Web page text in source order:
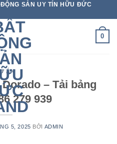
SẢN UY TÍN HỮU ĐỨC
0
ÁN
– Tải bảng
279 939
5, 2025 BỞI ADMIN